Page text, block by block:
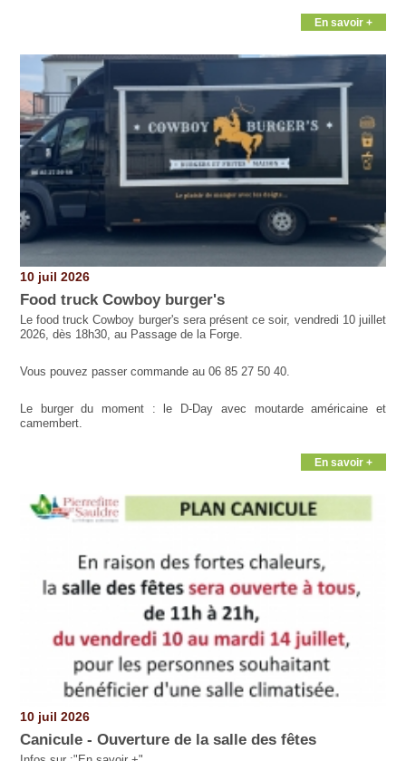
En savoir +
10 juil 2026
Food truck Cowboy burger's
Le food truck Cowboy burger's sera présent ce soir, vendredi 10 juillet
2026, dès 18h30, au Passage de la Forge.
Vous pouvez passer commande au 06 85 27 50 40.
Le burger du moment : le D-Day avec moutarde américaine et
camembert.
En savoir +
10 juil 2026
Canicule - Ouverture de la salle des fêtes